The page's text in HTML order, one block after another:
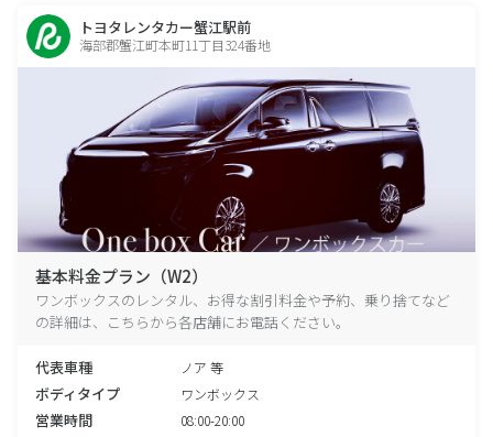
トヨタレンタカー蟹江駅前
海部郡蟹江町本町11丁目324番地
基本料金プラン（W2）
ワンボックスのレンタル、お得な割引料金や予約、乗り捨てなど
の詳細は、こちらから各店舗にお電話ください。
代表車種 ノア 等
ボディタイプ ワンボックス
営業時間 08:00-20:00